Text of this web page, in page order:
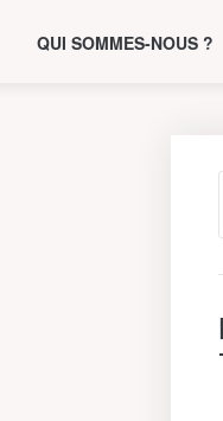
QUI SOMMES-NOUS ?